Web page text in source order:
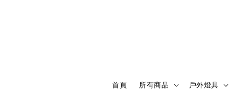
首頁 所有商品 戶外燈具